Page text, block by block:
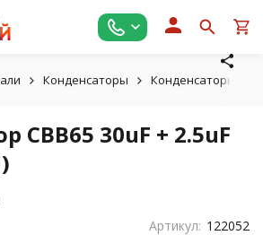
Конденсаторы Конденсаторы
CBB65 30uF + 2.5uF
Артикул: 122052